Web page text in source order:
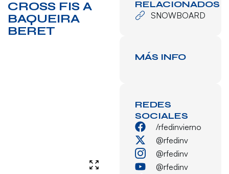
CROSS FIS A
BAQUEIRA
BERET
RELACIONADOS
SNOWBOARD
MÁS INFO
REDES
SOCIALES
/rfedinvierno
@rfedinv
@rfedinv
@rfedinv